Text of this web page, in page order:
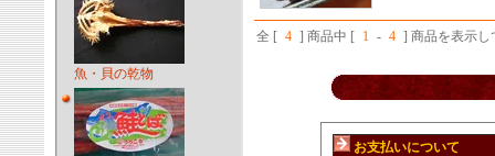
魚・貝の乾物
全 [ 4 ] 商品中 [ 1 - 4 ] 商品を表示し
お支払いについて